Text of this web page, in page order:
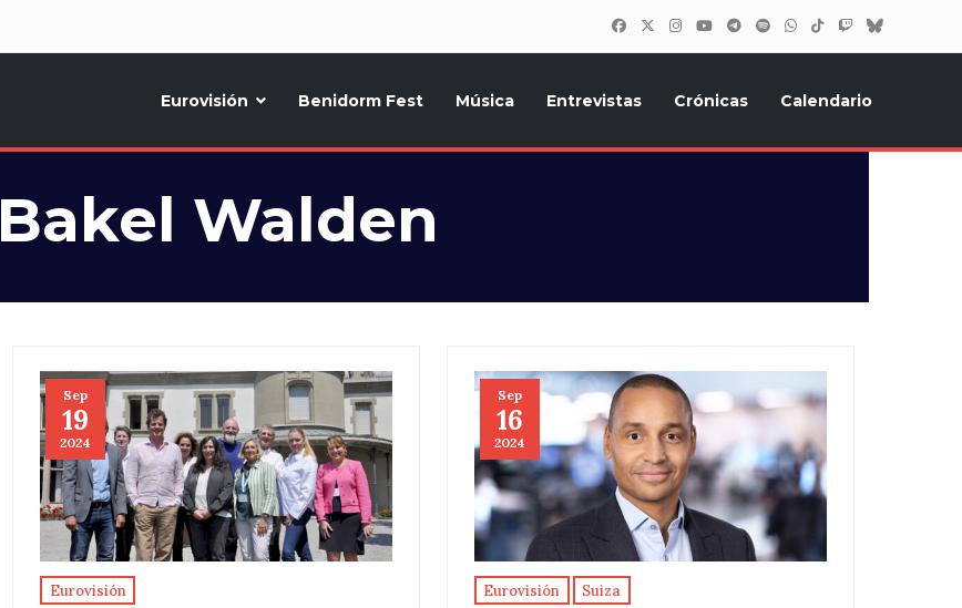
Eurovisión Benidorm Fest Música Entrevistas Crónicas Calendario
Bakel Walden
Sep
19
2024
Eurovisión
Sep
16
2024
Eurovisión Suiza